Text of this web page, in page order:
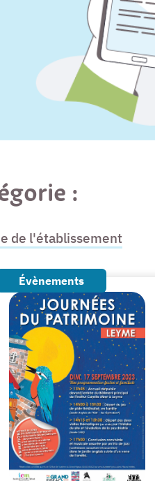
:
de l'établissement
Évènements